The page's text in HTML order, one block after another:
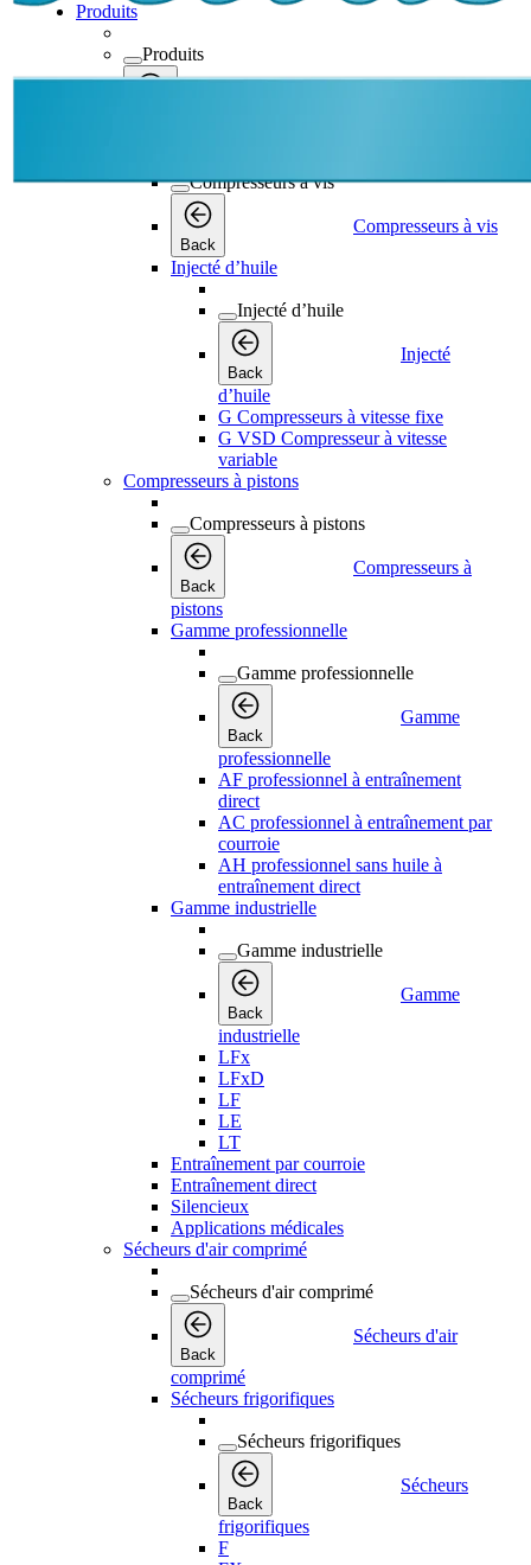
Produits
Produits
Compresseurs à vis
Back
Compresseurs à vis
Injecté d’huile
Injecté d’huile
Back
Injecté
d’huile
G Compresseurs à vitesse fixe
G VSD Compresseur à vitesse
variable
Compresseurs à pistons
Compresseurs à pistons
Back
Compresseurs à
pistons
Gamme professionnelle
Gamme professionnelle
Back
Gamme
professionnelle
AF professionnel à entraînement
direct
AC professionnel à entraînement par
courroie
AH professionnel sans huile à
entraînement direct
Gamme industrielle
Gamme industrielle
Back
Gamme
industrielle
LFx
LFxD
LF
LE
LT
Entraînement par courroie
Entraînement direct
Silencieux
Applications médicales
Sécheurs d'air comprimé
Sécheurs d'air comprimé
Back
Sécheurs d'air
comprimé
Sécheurs frigorifiques
Sécheurs frigorifiques
Back
Sécheurs
frigorifiques
F